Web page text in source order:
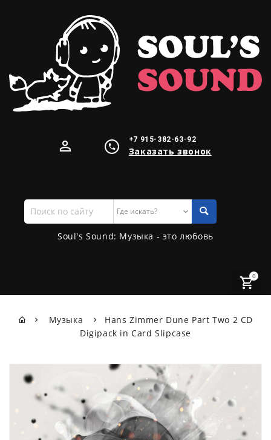
+7 915-382-63-92
Заказать звонок
Поиск
по
сайту
Soul's Sound: Музыка - это любовь
0
Музыка
Hans Zimmer Dune Part Two 2 CD
Digipack in Card Slipcase